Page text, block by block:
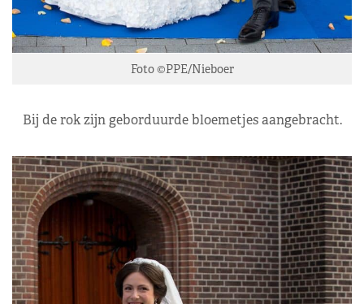
Foto ©PPE/Nieboer
Bij de rok zijn geborduurde bloemetjes aangebracht.